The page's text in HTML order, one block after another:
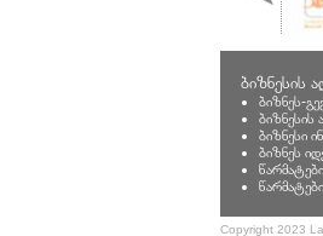
ბიზნესის
ბიზნეს-
ბიზნესის
ბიზნესი
ბიზნეს
Copyright 2023